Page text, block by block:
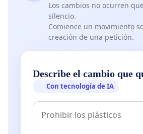
Los cambios no ocurren
silencio.
Comience un movimiento
creación de una petición.
Describe el cambio que
Con tecnología de IA